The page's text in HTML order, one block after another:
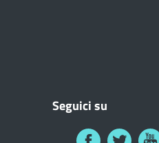
Seguici su